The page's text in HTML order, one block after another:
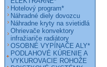
Hotelový program*
Náhradné diely dovozcu
Náhradne kryty na svietidlá
Ohrievače konvektory
infražiariče radiátory
OSOBNÉ VYPÍNAČE ALY*
PODLAHOVÉ KÚRENIE A
VYKUROVACIE ROHOŽE